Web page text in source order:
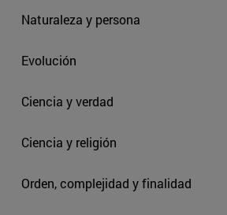
Naturaleza y persona
Evolución
Ciencia y verdad
Ciencia y religión
Orden, complejidad y finalidad